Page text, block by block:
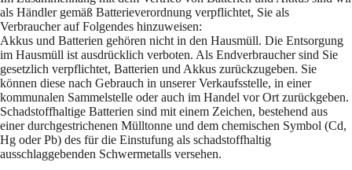
als Händler gemäß Batterieverordnung verpflichtet, Sie als
Verbraucher auf Folgendes hinzuweisen:
Akkus und Batterien gehören nicht in den Hausmüll. Die Entsorgung
im Hausmüll ist ausdrücklich verboten. Als Endverbraucher sind Sie
gesetzlich verpflichtet, Batterien und Akkus zurückzugeben. Sie
können diese nach Gebrauch in unserer Verkaufsstelle, in einer
kommunalen Sammelstelle oder auch im Handel vor Ort zurückgeben.
Schadstoffhaltige Batterien sind mit einem Zeichen, bestehend aus
einer durchgestrichenen Mülltonne und dem chemischen Symbol (Cd,
Hg oder Pb) des für die Einstufung als schadstoffhaltig
ausschlaggebenden Schwermetalls versehen.